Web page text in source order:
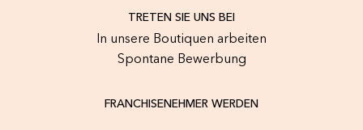
TRETEN SIE UNS BEI
In unsere Boutiquen arbeiten
Spontane Bewerbung
FRANCHISENEHMER WERDEN